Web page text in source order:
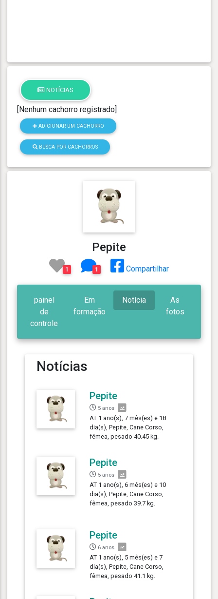
NOTÍCIAS
[Nenhum cachorro registrado]
ADICIONAR UM CACHORRO
BUSCA POR CACHORROS
Pepite
1 1 Compartilhar
painel
de
controle
Em
formação
Notícia
As
fotos
Notícias
Pepite
5 anos
AT 1 ano(s), 7 mês(es) e 18
dia(s), Pepite, Cane Corso,
fêmea, pesado 40.45 kg.
Pepite
5 anos
AT 1 ano(s), 6 mês(es) e 10
dia(s), Pepite, Cane Corso,
fêmea, pesado 39.7 kg.
Pepite
6 anos
AT 1 ano(s), 5 mês(es) e 7
dia(s), Pepite, Cane Corso,
fêmea, pesado 41.1 kg.